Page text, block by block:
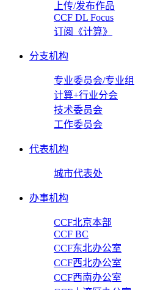
上传/发布作品
CCF DL Focus
订阅《计算》
分支机构
专业委员会/专业组
计算+行业分会
技术委员会
工作委员会
代表机构
城市代表处
办事机构
CCF北京本部
CCF BC
CCF东北办公室
CCF西北办公室
CCF西南办公室